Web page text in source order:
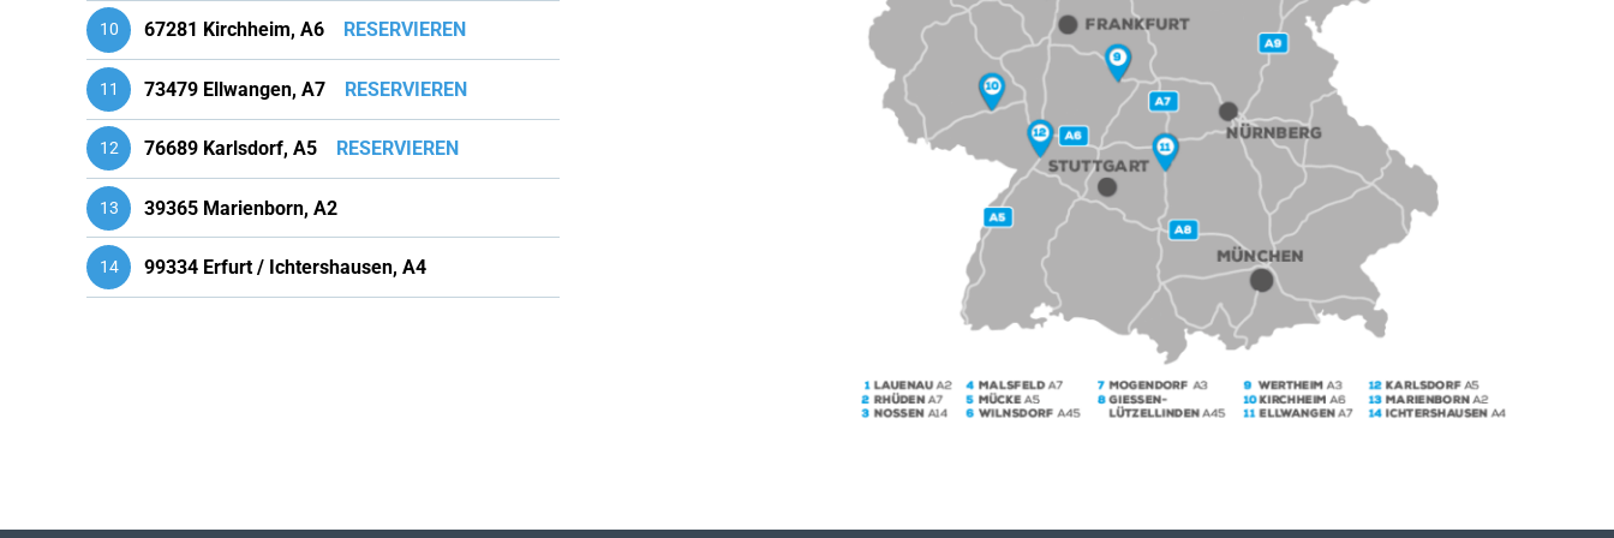
10 67281 Kirchheim, A6 RESERVIEREN
11 73479 Ellwangen, A7 RESERVIEREN
12 76689 Karlsdorf, A5 RESERVIEREN
13 39365 Marienborn, A2
14 99334 Erfurt / Ichtershausen, A4